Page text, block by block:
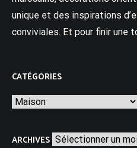
unique et des inspirations
conviviales. Et pour finir une
CATÉGORIES
Catégories
ARCHIVES Archives